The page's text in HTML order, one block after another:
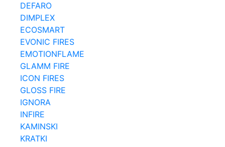
DEFARO
DIMPLEX
ECOSMART
EVONIC FIRES
EMOTIONFLAME
GLAMM FIRE
ICON FIRES
GLOSS FIRE
IGNORA
INFIRE
KAMINSKI
KRATKI